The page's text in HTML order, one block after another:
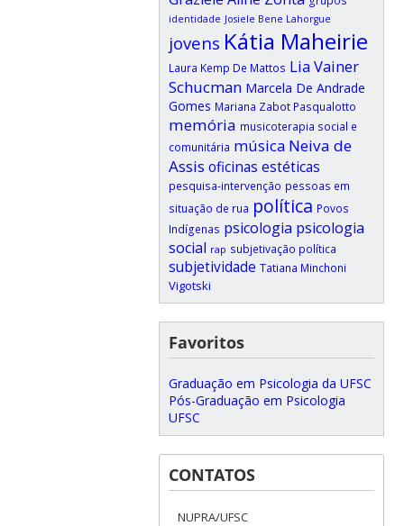
identidade Josiele Bene Lahorgue
jovens Kátia Maheirie
Laura Kemp De Mattos Lia Vainer
Schucman Marcela De Andrade
Gomes Mariana Zabot Pasqualotto
memória musicoterapia social e
comunitária música Neiva de
Assis oficinas estéticas
pesquisa-intervenção pessoas em
situação de rua política Povos
Indígenas psicologia psicologia
social rap subjetivação política
subjetividade Tatiana Minchoni
Vigotski
Favoritos
Graduação em Psicologia da UFSC
Pós-Graduação em Psicologia
UFSC
CONTATOS
NUPRA/UFSC